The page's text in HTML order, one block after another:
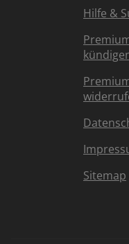
Hilfe &
Sitemap